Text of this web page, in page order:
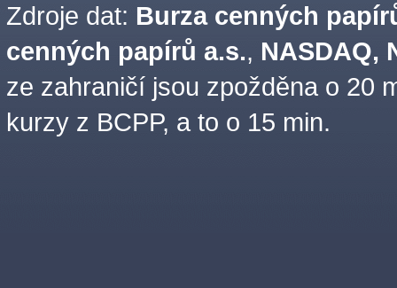
Zdroje dat: Burza cenných
cenných papírů a.s., NASDAQ,
ze zahraničí jsou zpožděna o 20
kurzy z BCPP, a to o 15 min.